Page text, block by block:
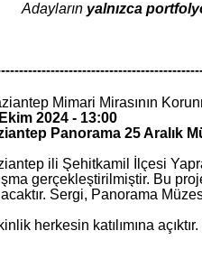
Adayların yalnızca
Mimari Mirasının
2024 - 13:00
Panorama 25 Aralık
ili Şehitkamil İlçesi
gerçekleştirilmiştir. Bu
Sergi, Panorama
herkesin katılımına açıktır.